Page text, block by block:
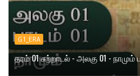
G1_ERA
தரம் 01 சுற்றாடல் - அலகு 01 - நாமும்